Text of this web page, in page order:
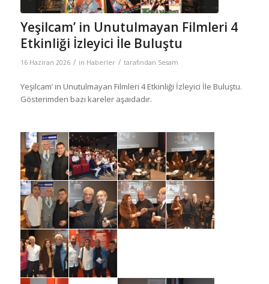
Yeşilcam’ in Unutulmayan Filmleri 4
Etkinliği İzleyici İle Buluştu
16 Haziran 2026 / in Haberler / tarafından Sesam
Yeşilcam’ in Unutulmayan Filmleri 4 Etkinliği İzleyici İle Buluştu.
Gösterimden bazı kareler aşaıdadır.